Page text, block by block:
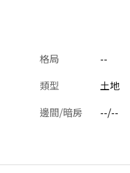
格局
--
類型
土地
邊間/暗房
--/--